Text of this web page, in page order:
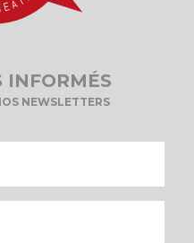
INFORMÉS
NEWSLETTERS